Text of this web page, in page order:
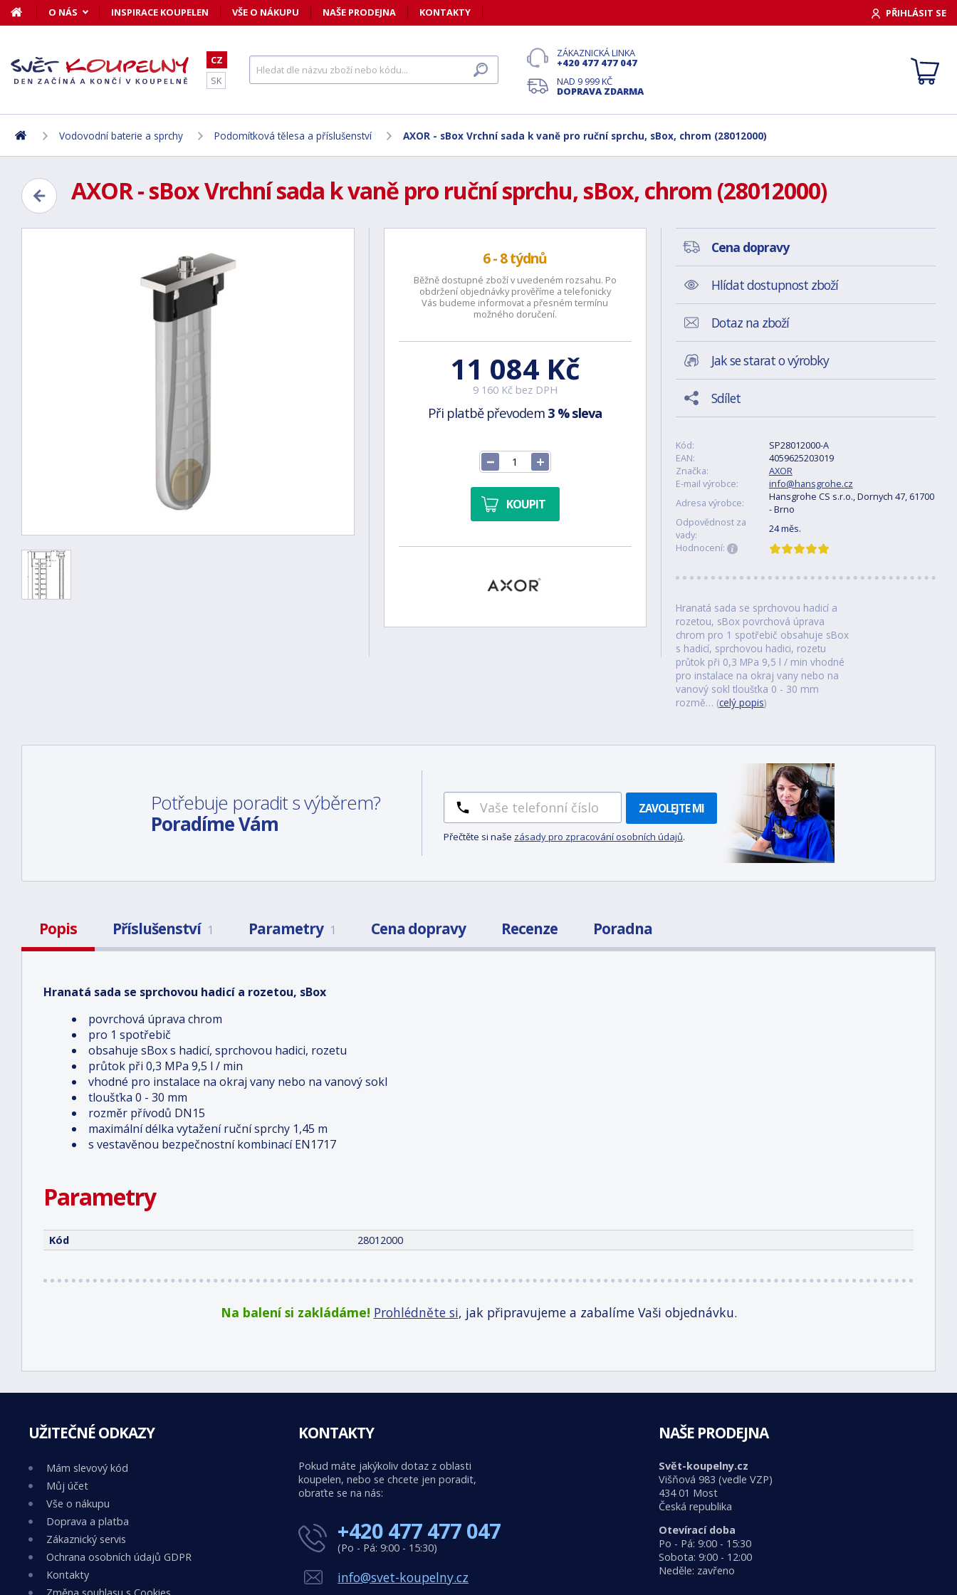
O NÁS INSPIRACE KOUPELEN VŠE O NÁKUPU NAŠE PRODEJNA KONTAKTY PŘIHLÁSIT SE
CZ
SK
ZÁKAZNICKÁ LINKA
+420 477 477 047
NAD 9 999 KČ
DOPRAVA ZDARMA
Vodovodní baterie a sprchy Podomítková tělesa a příslušenství AXOR - sBox Vrchní sada k vaně pro ruční sprchu, sBox, chrom (28012000)
AXOR - sBox Vrchní sada k vaně pro ruční sprchu, sBox, chrom (28012000)
6 - 8 týdnů
Běžně dostupné zboží v uvedeném rozsahu. Po
obdržení objednávky prověříme a telefonicky
Vás budeme informovat a přesném termínu
možného doručení.
11 084 Kč
9 160 Kč bez DPH
Při platbě převodem 3 % sleva
KOUPIT
Cena dopravy
Hlídat dostupnost zboží
Dotaz na zboží
Jak se starat o výrobky
Sdílet
Kód:
SP28012000-A
EAN:
4059625203019
Značka:
AXOR
E-mail výrobce:
info@hansgrohe.cz
Adresa výrobce:
Hansgrohe CS s.r.o., Dornych 47, 61700
- Brno
Odpovědnost za
vady:
24 měs.
Hodnocení:
Hranatá sada se sprchovou hadicí a
rozetou, sBox povrchová úprava
chrom pro 1 spotřebič obsahuje sBox
s hadicí, sprchovou hadici, rozetu
průtok při 0,3 MPa 9,5 l / min vhodné
pro instalace na okraj vany nebo na
vanový sokl tloušťka 0 - 30 mm
rozmě… (celý popis)
Potřebuje poradit s výběrem?
Poradíme Vám
ZAVOLEJTE MI
Přečtěte si naše zásady pro zpracování osobních údajů.
Popis Příslušenství 1 Parametry 1 Cena dopravy Recenze Poradna
Hranatá sada se sprchovou hadicí a rozetou, sBox
povrchová úprava chrom
pro 1 spotřebič
obsahuje sBox s hadicí, sprchovou hadici, rozetu
průtok při 0,3 MPa 9,5 l / min
vhodné pro instalace na okraj vany nebo na vanový sokl
tloušťka 0 - 30 mm
rozměr přívodů DN15
maximální délka vytažení ruční sprchy 1,45 m
s vestavěnou bezpečnostní kombinací EN1717
Parametry
Kód 28012000
Na balení si zakládáme! Prohlédněte si, jak připravujeme a zabalíme Vaši objednávku.
UŽITEČNÉ ODKAZY
Mám slevový kód
Můj účet
Vše o nákupu
Doprava a platba
Zákaznický servis
Ochrana osobních údajů GDPR
Kontakty
KONTAKTY
Pokud máte jakýkoliv dotaz z oblasti
koupelen, nebo se chcete jen poradit,
obraťte se na nás:
+420 477 477 047
(Po - Pá: 9:00 - 15:30)
info@svet-koupelny.cz
NAŠE PRODEJNA
Svět-koupelny.cz
Višňová 983 (vedle VZP)
434 01 Most
Česká republika
Otevírací doba
Po - Pá: 9:00 - 15:30
Sobota: 9:00 - 12:00
Neděle: zavřeno